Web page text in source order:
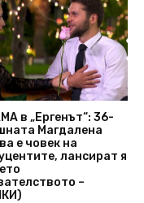
в „Ергенът“: 36-
Магдалена
е човек на
лансират я
–